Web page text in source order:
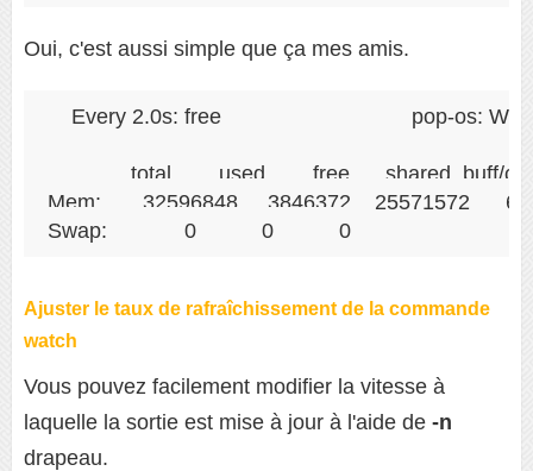
Oui, c'est aussi simple que ça mes amis.
Every 2.0s: free                                pop-os:
total        used        free      shared
Mem:       32596848     3846372    25571572
Swap:             0           0           0
Ajuster le taux de rafraîchissement de la commande
watch
Vous pouvez facilement modifier la vitesse à
laquelle la sortie est mise à jour à l'aide de -n
drapeau.